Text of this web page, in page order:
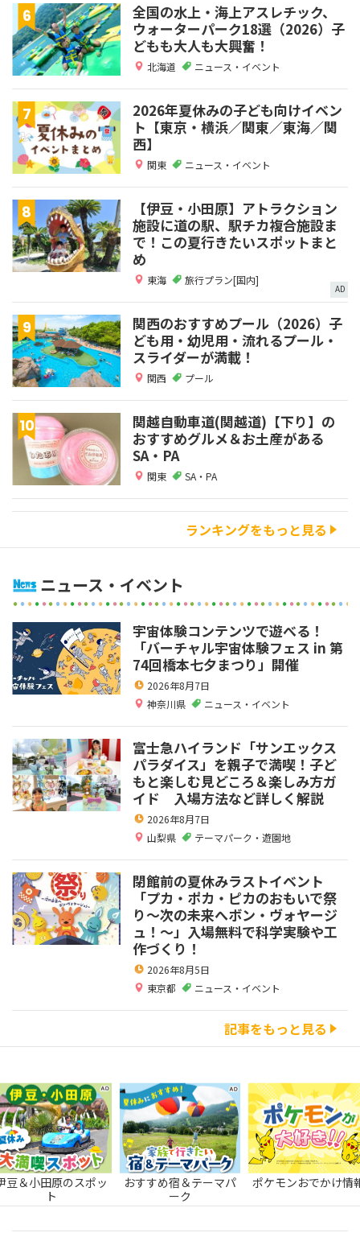
全国の水上・海上アスレチック、
ウォーターパーク18選（2026）子
どもも大人も大興奮！
北海道 ニュース・イベント
2026年夏休みの子ども向けイベン
ト【東京・横浜／関東／東海／関
西】
関東 ニュース・イベント
【伊豆・小田原】アトラクション
施設に道の駅、駅チカ複合施設ま
で！この夏行きたいスポットまと
め
東海 旅行プラン[国内]
AD
関西のおすすめプール（2026）子
ども用・幼児用・流れるプール・
スライダーが満載！
関西 プール
関越自動車道(関越道)【下り】の
おすすめグルメ＆お土産がある
SA・PA
関東 SA・PA
ランキングをもっと見る
ニュース・イベント
宇宙体験コンテンツで遊べる！
「バーチャル宇宙体験フェス in 第
74回橋本七夕まつり」開催
2026年8月7日
神奈川県
ニュース・イベント
富士急ハイランド「サンエックス
パラダイス」を親子で満喫！子ど
もと楽しむ見どころ＆楽しみ方ガ
イド 入場方法など詳しく解説
2026年8月7日
山梨県
テーマパーク・遊園地
閉館前の夏休みラストイベント
「プカ・ポカ・ピカのおもいで祭
り～次の未来へボン・ヴォヤージ
ュ！～」入場無料で科学実験や工
作づくり！
2026年8月5日
東京都
ニュース・イベント
記事をもっと見る
豆＆小田原のスポッ
ト
おすすめ宿＆テーマパ
ーク
ポケモンおでかけ情